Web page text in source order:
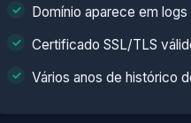
Domínio aparece em
Certificado SSL/TLS
Vários anos de histórico